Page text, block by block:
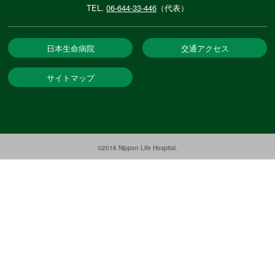
TEL. 06-644-33-446 （代表）
日本生命病院 交通アクセス
サイトマップ
©2018 Nippon Life Hospital.